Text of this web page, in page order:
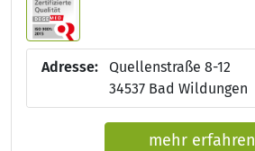
Adresse:
Quellenstraße 8-12
34537 Bad Wildungen
mehr erfahren